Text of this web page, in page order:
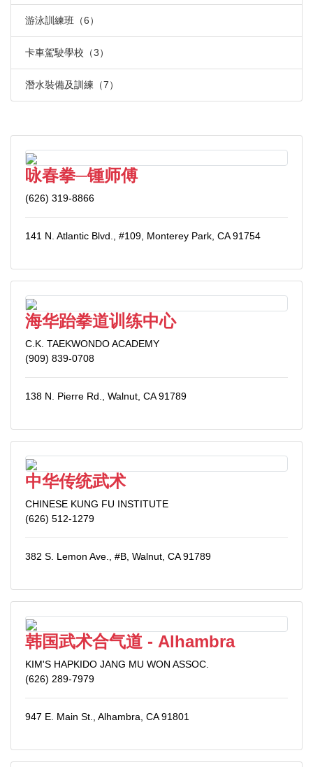
游泳訓練班（6）
卡車駕駛學校（3）
潛水裝備及訓練（7）
咏春拳─锺师傅
(626) 319-8866
141 N. Atlantic Blvd., #109, Monterey Park, CA 91754
海华跆拳道训练中心
C.K. TAEKWONDO ACADEMY
(909) 839-0708
138 N. Pierre Rd., Walnut, CA 91789
中华传统武术
CHINESE KUNG FU INSTITUTE
(626) 512-1279
382 S. Lemon Ave., #B, Walnut, CA 91789
韩国武术合气道 - Alhambra
KIM'S HAPKIDO JANG MU WON ASSOC.
(626) 289-7979
947 E. Main St., Alhambra, CA 91801